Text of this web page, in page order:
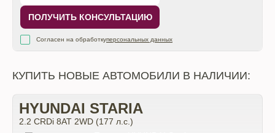
ПОЛУЧИТЬ КОНСУЛЬТАЦИЮ
Согласен на обработкуперсональных данных
КУПИТЬ НОВЫЕ АВТОМОБИЛИ В НАЛИЧИИ:
HYUNDAI STARIA
2.2 CRDi 8AT 2WD (177 л.с.)